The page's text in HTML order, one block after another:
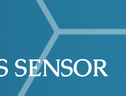
SENSOR